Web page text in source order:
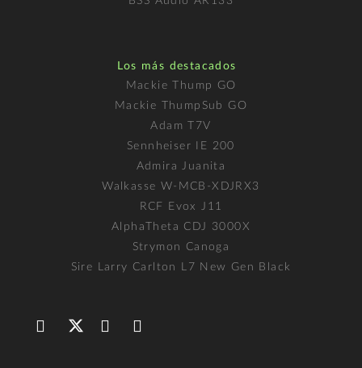
Los más destacados
Mackie Thump GO
Mackie ThumpSub GO
Adam T7V
Sennheiser IE 200
Admira Juanita
Walkasse W-MCB-XDJRX3
RCF Evox J11
AlphaTheta CDJ 3000X
Strymon Canoga
Sire Larry Carlton L7 New Gen Black